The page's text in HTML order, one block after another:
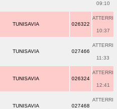
09:10
TUNISAVIA 026322
ATTERRI
10:37
TUNISAVIA 027466
ATTERRI
11:33
TUNISAVIA 026324
ATTERRI
12:41
TUNISAVIA 027468
ATTERRI